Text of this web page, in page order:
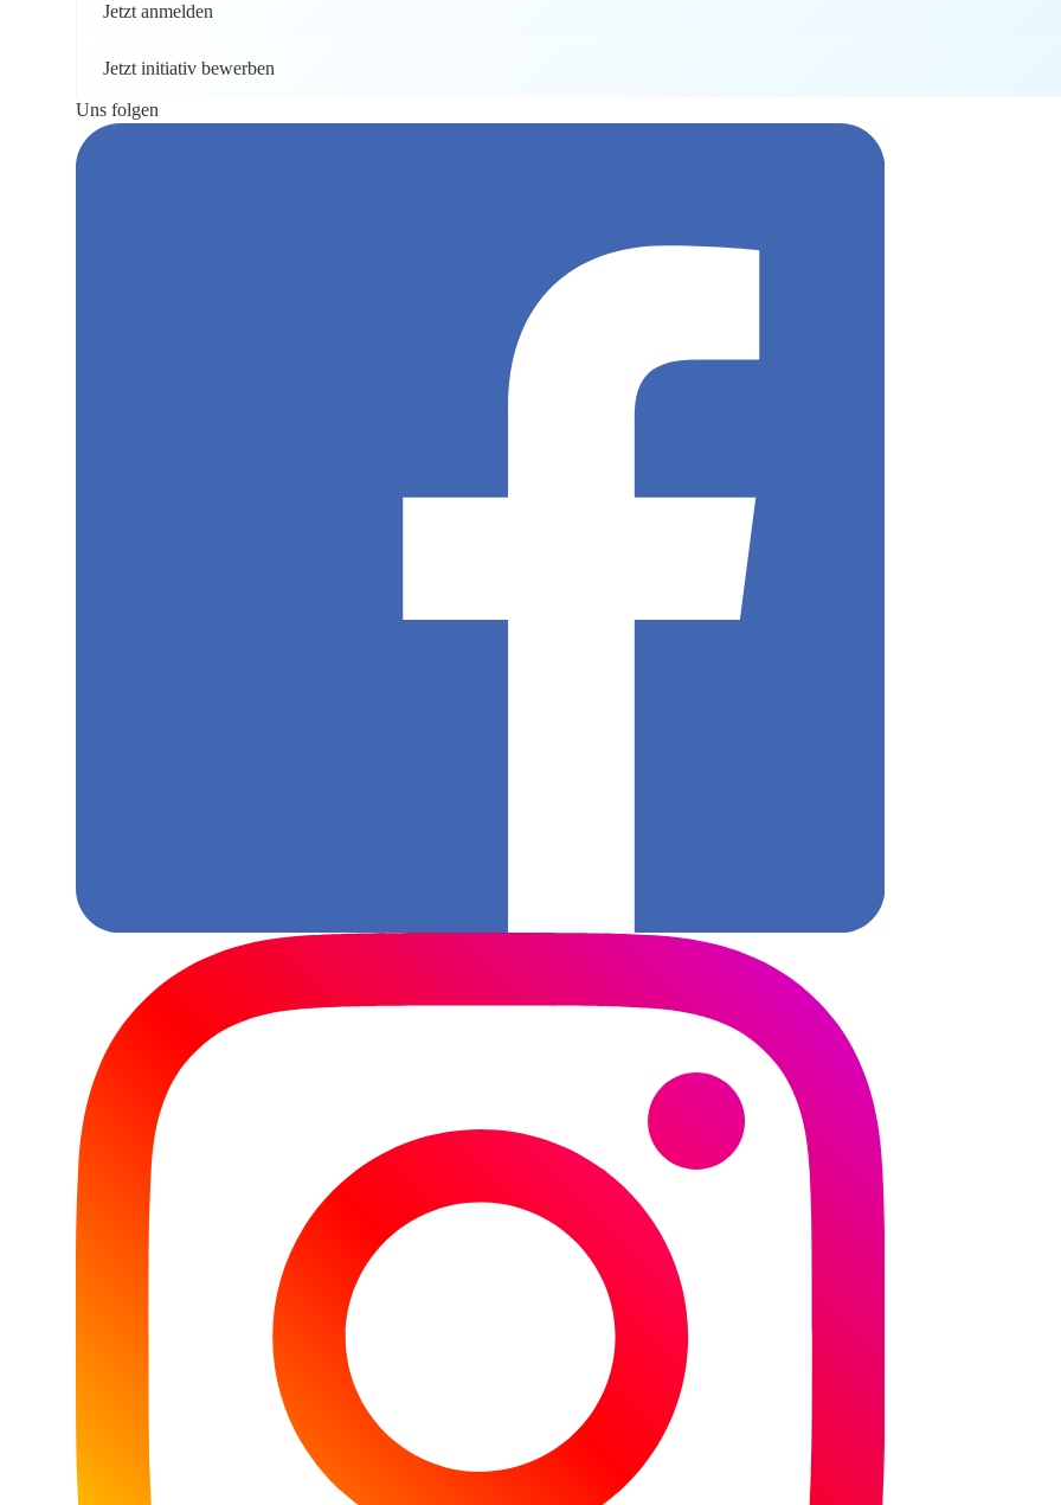
Jetzt anmelden
Jetzt initiativ bewerben
Uns folgen